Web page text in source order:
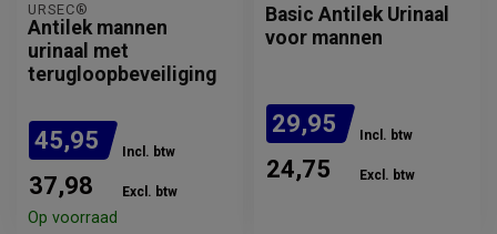
URSEC®
Antilek mannen
urinaal met
terugloopbeveiliging
45,95 Incl. btw
37,98 Excl. btw
Op voorraad
Basic Antilek Urinaal
voor mannen
29,95 Incl. btw
24,75 Excl. btw